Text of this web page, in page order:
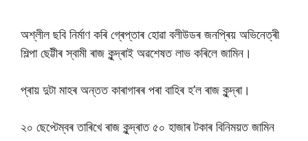
অশ্লীল ছবি নিৰ্মাণ কৰি গ্ৰেপ্তাৰ হোৱা বলীউডৰ জনপ্ৰিয় অভিনেত্ৰী
শিল্পা ছেট্টীৰ স্বামী ৰাজ কুন্দ্ৰাই অৱশেষত লাভ কৰিলে জামিন।
প্ৰায় দুটা মাহৰ অন্তত কাৰাগাৰৰ পৰা বাহিৰ হ’ল ৰাজ কুন্দ্ৰা।
২০ ছেপ্টেম্বৰ তাৰিখে ৰাজ কুন্দ্ৰাত ৫০ হাজাৰ টকাৰ বিনিময়ত জামিন